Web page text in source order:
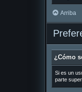
Arriba
¿Cómo
Si es un
parte